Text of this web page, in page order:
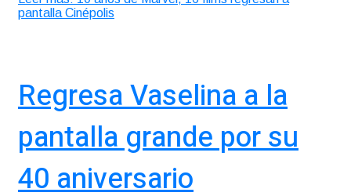
pantalla Cinépolis
Regresa Vaselina a la
pantalla grande por su
40 aniversario